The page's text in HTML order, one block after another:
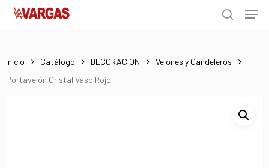
Skip
search
Menu
Inicio Catálogo DECORACION
Velones y Candeleros
Portavelón Cristal Vaso Rojo